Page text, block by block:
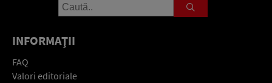
INFORMAŢII
FAQ
Valori editoriale